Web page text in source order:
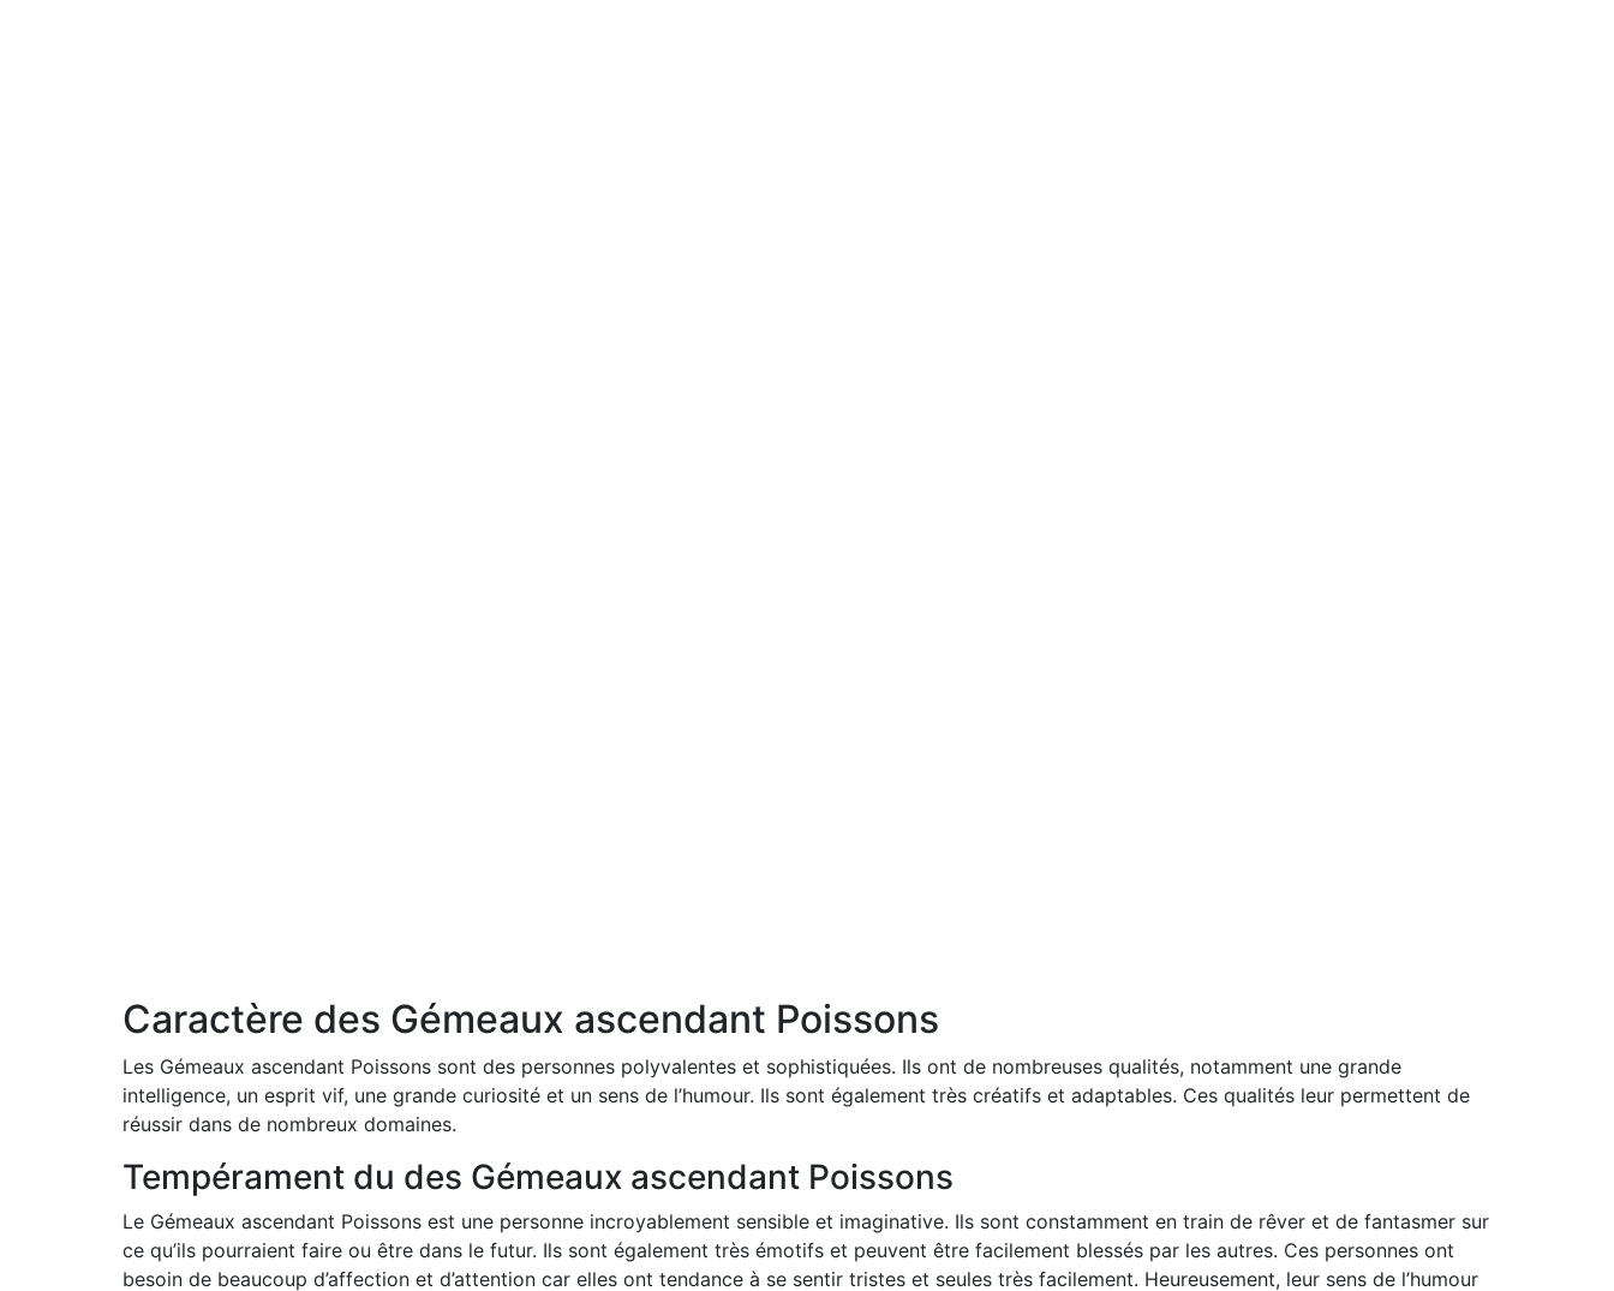
Caractère des Gémeaux ascendant Poissons
Les Gémeaux ascendant Poissons sont des personnes polyvalentes et sophistiquées. Ils ont de nombreuses qualités, notamment une grande
intelligence, un esprit vif, une grande curiosité et un sens de l’humour. Ils sont également très créatifs et adaptables. Ces qualités leur permettent de
réussir dans de nombreux domaines.
Tempérament du des Gémeaux ascendant Poissons
Le Gémeaux ascendant Poissons est une personne incroyablement sensible et imaginative. Ils sont constamment en train de rêver et de fantasmer sur
ce qu’ils pourraient faire ou être dans le futur. Ils sont également très émotifs et peuvent être facilement blessés par les autres. Ces personnes ont
besoin de beaucoup d’affection et d’attention car elles ont tendance à se sentir tristes et seules très facilement. Heureusement, leur sens de l’humour